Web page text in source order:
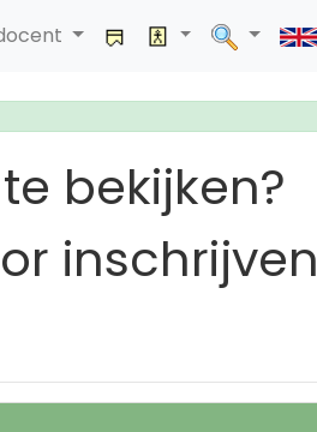
bekijken?
inschrijven